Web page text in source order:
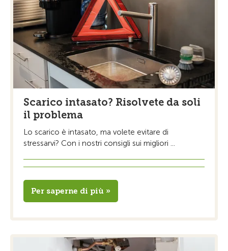
Scarico intasato? Risolvete da soli
il problema
Lo scarico è intasato, ma volete evitare di
stressarvi? Con i nostri consigli sui migliori ...
Per saperne di più »